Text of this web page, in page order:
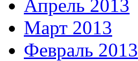
Апрель 2013
Март 2013
Февраль 2013